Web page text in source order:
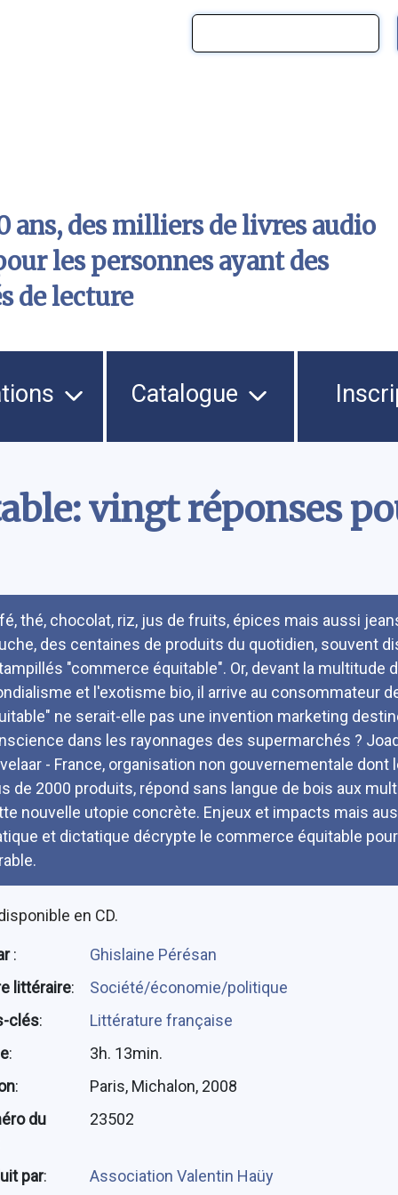
ans, des milliers de livres audio
les personnes ayant des
de lecture
Catalogue
vingt réponses
thé, chocolat, riz, jus de fruits, épices mais aussi
des centaines de produits du quotidien, souvent
"commerce équitable". Or, devant la multitude
et l'exotisme bio, il arrive au consommateur
ne serait-elle pas une invention marketing
dans les rayonnages des supermarchés ?
- France, organisation non gouvernementale
de 2000 produits, répond sans langue de bois aux
nouvelle utopie concrète. Enjeux et impacts mais
et dictatique décrypte le commerce équitable
en CD.
:
Ghislaine Pérésan
littéraire:
Société/économie/politique
clés:
Littérature française
:
3h. 13min.
:
Paris, Michalon, 2008
du
23502
par:
Association Valentin Haüy